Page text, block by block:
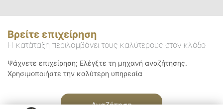
Βρείτε επιχείρηση
Η κατάταξη περιλαμβάνει τους καλύτερους στον κλάδο
Ψάχνετε επιχείρηση; Ελέγξτε τη μηχανή αναζήτησης.
Χρησιμοποιήστε την καλύτερη υπηρεσία
Αναζήτηση